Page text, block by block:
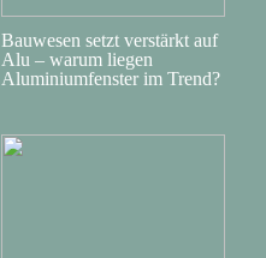
Bauwesen setzt verstärkt auf
Alu – warum liegen
Aluminiumfenster im Trend?